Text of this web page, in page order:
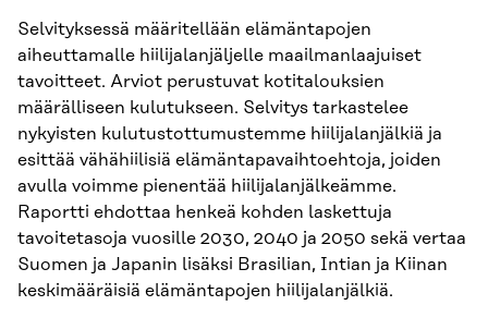
Selvityksessä määritellään elämäntapojen
aiheuttamalle hiilijalanjäljelle maailmanlaajuiset
tavoitteet. Arviot perustuvat kotitalouksien
määrälliseen kulutukseen. Selvitys tar­kastelee
nykyisten kulutustottumustemme hiilijalanjälkiä ja
esittää vähähiilisiä elämäntapavaih­toehtoja, joiden
avulla voimme pienentää hiilijalanjälkeämme.
Raportti ehdottaa henkeä koh­den laskettuja
tavoitetasoja vuosille 2030, 2040 ja 2050 sekä vertaa
Suomen ja Japanin lisäksi Brasilian, Intian ja Kiinan
keskimääräisiä elämäntapojen hiilijalanjälkiä.